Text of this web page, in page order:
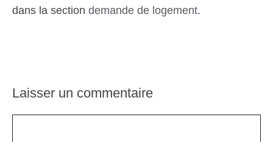
dans la section demande de logement.
Laisser un commentaire